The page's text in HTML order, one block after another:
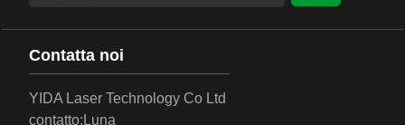
Contatta noi
YIDA Laser Technology Co Ltd
contatto: Luna